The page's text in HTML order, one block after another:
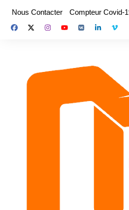
contenu
Nous Contacter Compteur Covid-